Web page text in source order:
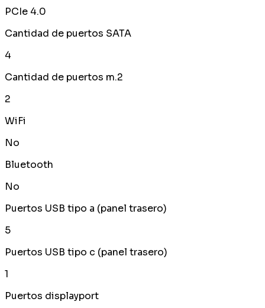
PCIe 4.0
Cantidad de puertos SATA
4
Cantidad de puertos m.2
2
WiFi
No
Bluetooth
No
Puertos USB tipo a (panel trasero)
5
Puertos USB tipo c (panel trasero)
1
Puertos displayport